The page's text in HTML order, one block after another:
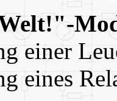
einer
eines